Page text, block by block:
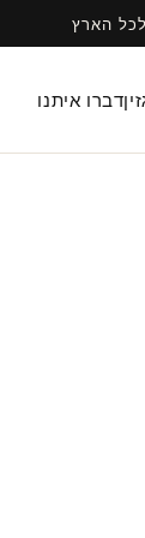
דברו איתנו